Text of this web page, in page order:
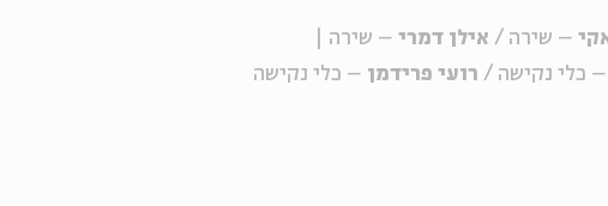
– שירה / אילן דמרי – שירה |
– כלי נקישה / רועי פרידמן – כלי נקישה